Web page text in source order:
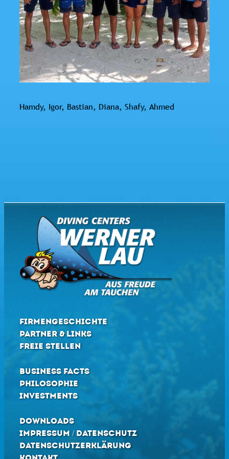
Hamdy, Igor, Bastian, Diana, Shafy, Ahmed
FIRMENGESCHICHTE
PARTNER & LINKS
FREIE STELLEN
BUSINESS FACTS
PHILOSOPHIE
INVESTMENTS
DOWNLOADS
IMPRESSUM / DATENSCHUTZ
DATENSCHUTZERKLÄRUNG